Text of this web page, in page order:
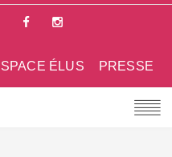
PRESSE
ÉLUS